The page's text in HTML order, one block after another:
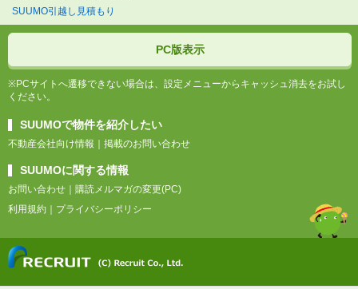
SUUMO引越し見積もり
PC版表示
※PCサイトへ遷移できない場合は、設定メニューからキャッシュ消去をお試し
ください。
SUUMOで物件を紹介したい
不動産会社向け情報 ｜ 掲載のお問い合わせ
SUUMOに関する情報
お問い合わせ ｜ 購読メルマガの変更(PC)
利用規約 ｜ プライバシーポリシー